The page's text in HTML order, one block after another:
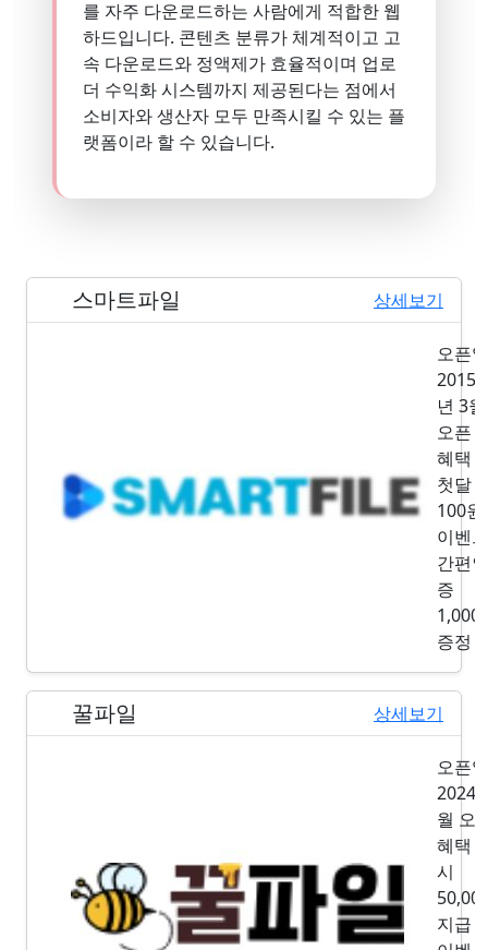
를 자주 다운로드하는 사람에게 적합한 웹
하드입니다. 콘텐츠 분류가 체계적이고 고
속 다운로드와 정액제가 효율적이며 업로
더 수익화 시스템까지 제공된다는 점에서
소비자와 생산자 모두 만족시킬 수 있는 플
랫폼이라 할 수 있습니다.
스마트파일 상세보기
오픈일
2015
년 3월
오픈
혜택
첫달
100원
이벤트
간편인
증
증정
꿀파일 상세보기
오픈일
2024
월 오
혜택
시
지급